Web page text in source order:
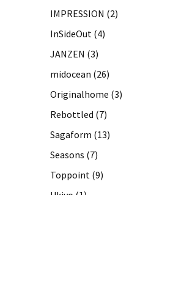
IMPRESSION (2)
InSideOut (4)
JANZEN (3)
midocean (26)
Originalhome (3)
Rebottled (7)
Sagaform (13)
Seasons (7)
Toppoint (9)
Ukiyo (1)